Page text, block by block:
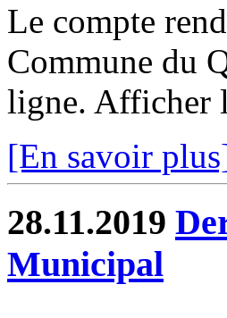
Le compte
Commune du
ligne. Afficher
[En savoir
28.11.2019
Municipal